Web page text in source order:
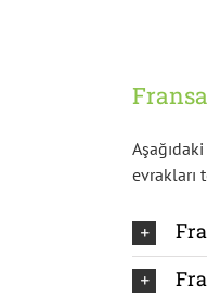
evrakları